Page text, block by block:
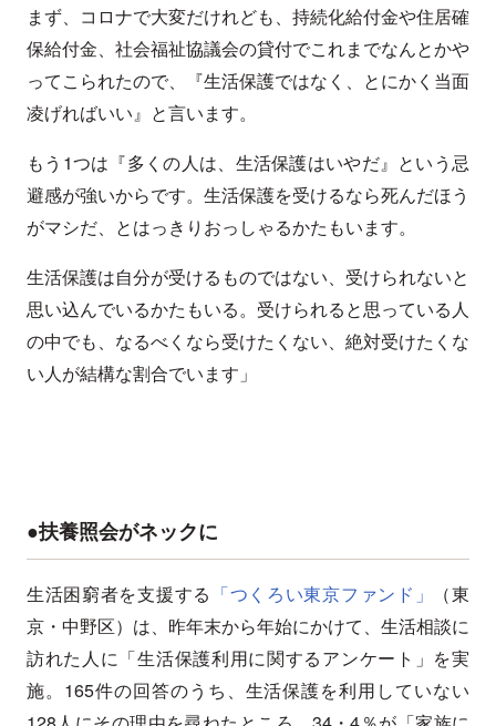
まず、コロナで大変だけれども、持続化給付金や住居確
保給付金、社会福祉協議会の貸付でこれまでなんとかや
ってこられたので、『生活保護ではなく、とにかく当面
凌げればいい』と言います。
もう1つは『多くの人は、生活保護はいやだ』という忌
避感が強いからです。生活保護を受けるなら死んだほう
がマシだ、とはっきりおっしゃるかたもいます。
生活保護は自分が受けるものではない、受けられないと
思い込んでいるかたもいる。受けられると思っている人
の中でも、なるべくなら受けたくない、絶対受けたくな
い人が結構な割合でいます」
●扶養照会がネックに
生活困窮者を支援する 「つくろい東京ファンド」
（東
京・中野区）は、昨年末から年始にかけて、生活相談に
訪れた人に「生活保護利用に関するアンケート」を実
施。165件の回答のうち、生活保護を利用していない